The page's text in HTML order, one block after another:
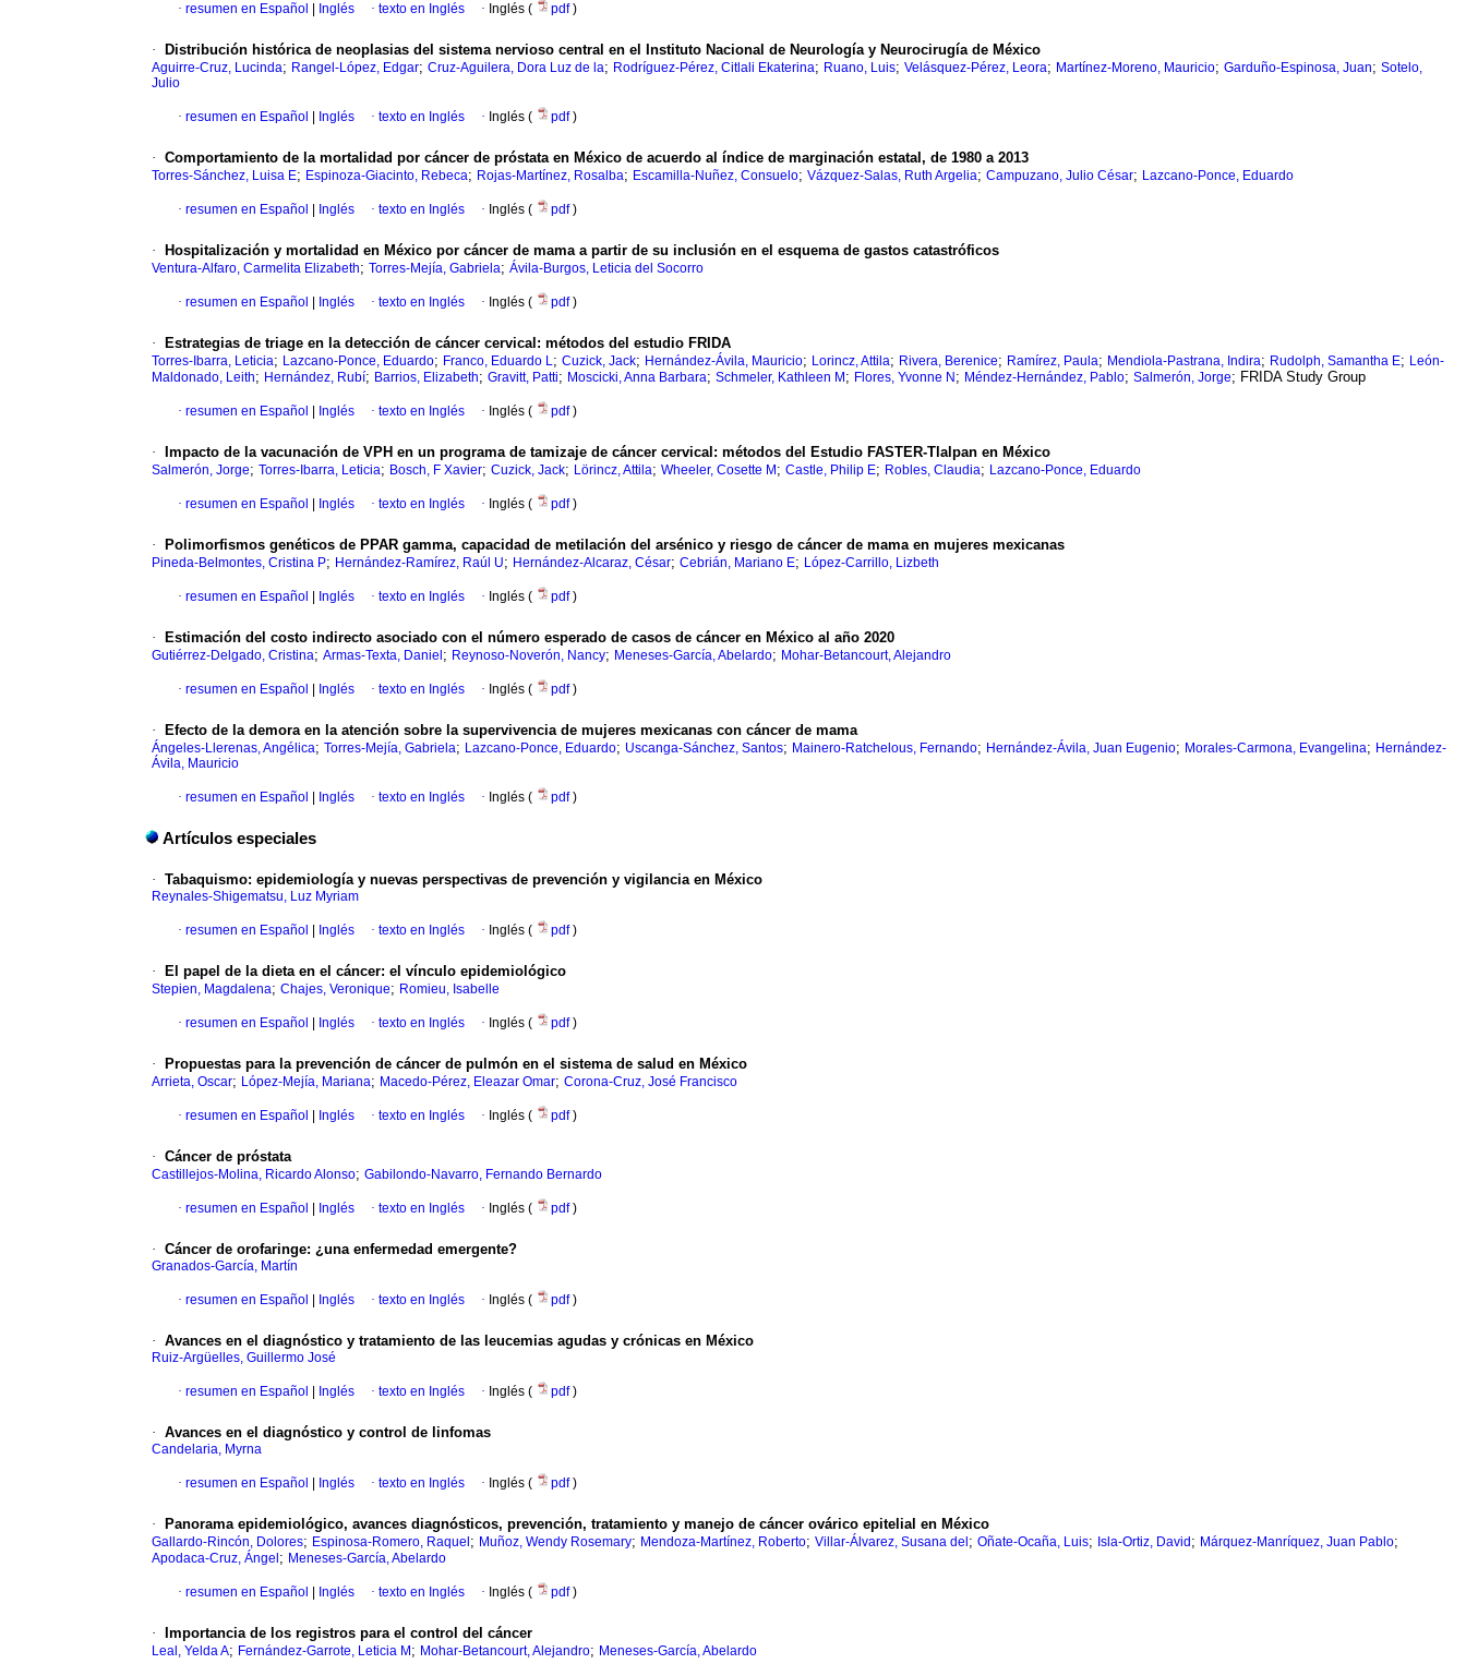
· resumen en Español Inglés · texto en Inglés · Inglés ( pdf)
· Distribución histórica de neoplasias del sistema nervioso central en el Instituto Nacional de Neurología y Neurocirugía de México
Aguirre-Cruz, Lucinda; Rangel-López, Edgar; Cruz-Aguilera, Dora Luz de la; Rodríguez-Pérez, Citlali Ekaterina; Ruano, Luis; Velásquez-Pérez, Leora; Martínez-Moreno, Mauricio; Garduño-Espinosa, Juan; Sotelo,
Julio
· resumen en Español Inglés · texto en Inglés · Inglés ( pdf)
· Comportamiento de la mortalidad por cáncer de próstata en México de acuerdo al índice de marginación estatal, de 1980 a 2013
Torres-Sánchez, Luisa E; Espinoza-Giacinto, Rebeca; Rojas-Martínez, Rosalba; Escamilla-Nuñez, Consuelo; Vázquez-Salas, Ruth Argelia; Campuzano, Julio César; Lazcano-Ponce, Eduardo
· resumen en Español Inglés · texto en Inglés · Inglés ( pdf)
· Hospitalización y mortalidad en México por cáncer de mama a partir de su inclusión en el esquema de gastos catastróficos
Ventura-Alfaro, Carmelita Elizabeth; Torres-Mejía, Gabriela; Ávila-Burgos, Leticia del Socorro
· resumen en Español Inglés · texto en Inglés · Inglés ( pdf)
· Estrategias de triage en la detección de cáncer cervical: métodos del estudio FRIDA
Torres-Ibarra, Leticia; Lazcano-Ponce, Eduardo; Franco, Eduardo L; Cuzick, Jack; Hernández-Ávila, Mauricio; Lorincz, Attila; Rivera, Berenice; Ramírez, Paula; Mendiola-Pastrana, Indira; Rudolph, Samantha E; León-
Maldonado, Leith; Hernández, Rubí; Barrios, Elizabeth; Gravitt, Patti; Moscicki, Anna Barbara; Schmeler, Kathleen M ; Flores, Yvonne N ; Méndez-Hernández, Pablo; Salmerón, Jorge; FRIDA Study Group
· resumen en Español Inglés · texto en Inglés · Inglés ( pdf)
· Impacto de la vacunación de VPH en un programa de tamizaje de cáncer cervical: métodos del Estudio FASTER-Tlalpan en México
Salmerón, Jorge; Torres-Ibarra, Leticia; Bosch, F Xavier; Cuzick, Jack; Lörincz, Attila; Wheeler, Cosette M ; Castle, Philip E; Robles, Claudia; Lazcano-Ponce, Eduardo
· resumen en Español Inglés · texto en Inglés · Inglés ( pdf)
· Polimorfismos genéticos de PPAR gamma, capacidad de metilación del arsénico y riesgo de cáncer de mama en mujeres mexicanas
Pineda-Belmontes, Cristina P; Hernández-Ramírez, Raúl U; Hernández-Alcaraz, César; Cebrián, Mariano E; López-Carrillo, Lizbeth
· resumen en Español Inglés · texto en Inglés · Inglés ( pdf)
· Estimación del costo indirecto asociado con el número esperado de casos de cáncer en México al año 2020
Gutiérrez-Delgado, Cristina; Armas-Texta, Daniel ; Reynoso-Noverón, Nancy; Meneses-García, Abelardo; Mohar-Betancourt, Alejandro
· resumen en Español Inglés · texto en Inglés · Inglés ( pdf)
· Efecto de la demora en la atención sobre la supervivencia de mujeres mexicanas con cáncer de mama
Ángeles-Llerenas, Angélica; Torres-Mejía, Gabriela; Lazcano-Ponce, Eduardo; Uscanga-Sánchez, Santos; Mainero-Ratchelous, Fernando; Hernández-Ávila, Juan Eugenio; Morales-Carmona, Evangelina; Hernández-
Ávila, Mauricio
· resumen en Español Inglés · texto en Inglés · Inglés ( pdf)
Artículos especiales
· Tabaquismo: epidemiología y nuevas perspectivas de prevención y vigilancia en México
Reynales-Shigematsu, Luz Myriam
· resumen en Español Inglés · texto en Inglés · Inglés ( pdf)
· El papel de la dieta en el cáncer: el vínculo epidemiológico
Stepien, Magdalena; Chajes, Veronique; Romieu, Isabelle
· resumen en Español Inglés · texto en Inglés · Inglés ( pdf)
· Propuestas para la prevención de cáncer de pulmón en el sistema de salud en México
Arrieta, Oscar; López-Mejía, Mariana; Macedo-Pérez, Eleazar Omar; Corona-Cruz, José Francisco
· resumen en Español Inglés · texto en Inglés · Inglés ( pdf)
· Cáncer de próstata
Castillejos-Molina, Ricardo Alonso; Gabilondo-Navarro, Fernando Bernardo
· resumen en Español Inglés · texto en Inglés · Inglés ( pdf)
· Cáncer de orofaringe: ¿una enfermedad emergente?
Granados-García, Martín
· resumen en Español Inglés · texto en Inglés · Inglés ( pdf)
· Avances en el diagnóstico y tratamiento de las leucemias agudas y crónicas en México
Ruiz-Argüelles, Guillermo José
· resumen en Español Inglés · texto en Inglés · Inglés ( pdf)
· Avances en el diagnóstico y control de linfomas
Candelaria, Myrna
· resumen en Español Inglés · texto en Inglés · Inglés ( pdf)
· Panorama epidemiológico, avances diagnósticos, prevención, tratamiento y manejo de cáncer ovárico epitelial en México
Gallardo-Rincón, Dolores; Espinosa-Romero, Raquel ; Muñoz, Wendy Rosemary; Mendoza-Martínez, Roberto; Villar-Álvarez, Susana del ; Oñate-Ocaña, Luis; Isla-Ortiz, David ; Márquez-Manríquez, Juan Pablo;
Apodaca-Cruz, Ángel ; Meneses-García, Abelardo
· resumen en Español Inglés · texto en Inglés · Inglés ( pdf)
· Importancia de los registros para el control del cáncer
Leal, Yelda A; Fernández-Garrote, Leticia M ; Mohar-Betancourt, Alejandro; Meneses-García, Abelardo